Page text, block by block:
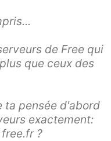
de Free qui
que ceux des
ta pensée d'abord
exactement:
?